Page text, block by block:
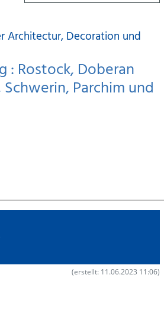
Architectur, Decoration und
: Rostock, Doberan
Parchim und
(erstellt: 11.06.2023 11:06)